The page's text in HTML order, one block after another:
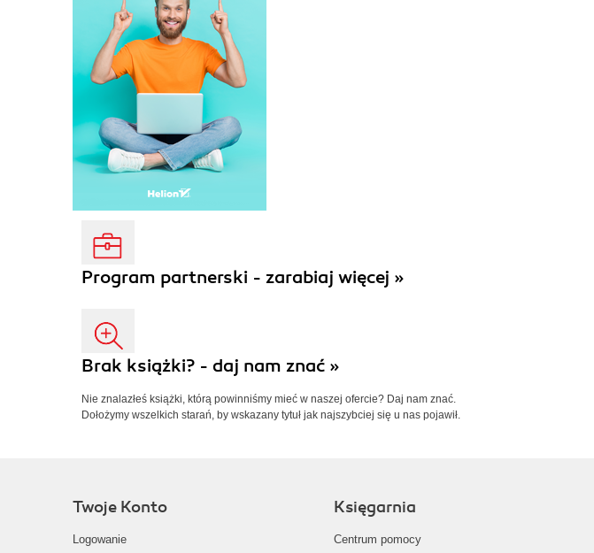
Program partnerski - zarabiaj więcej »
Brak książki? - daj nam znać »
Nie znalazłeś książki, którą powinniśmy mieć w naszej ofercie? Daj nam znać.
Dołożymy wszelkich starań, by wskazany tytuł jak najszybciej się u nas pojawił.
Twoje Konto
Logowanie
Księgarnia
Centrum pomocy